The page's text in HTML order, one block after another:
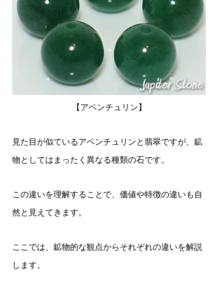
【アベンチュリン】
見た目が似ているアベンチュリンと翡翠ですが、鉱
物としてはまったく異なる種類の石です。
この違いを理解することで、価値や特徴の違いも自
然と見えてきます。
ここでは、鉱物的な観点からそれぞれの違いを解説
します。